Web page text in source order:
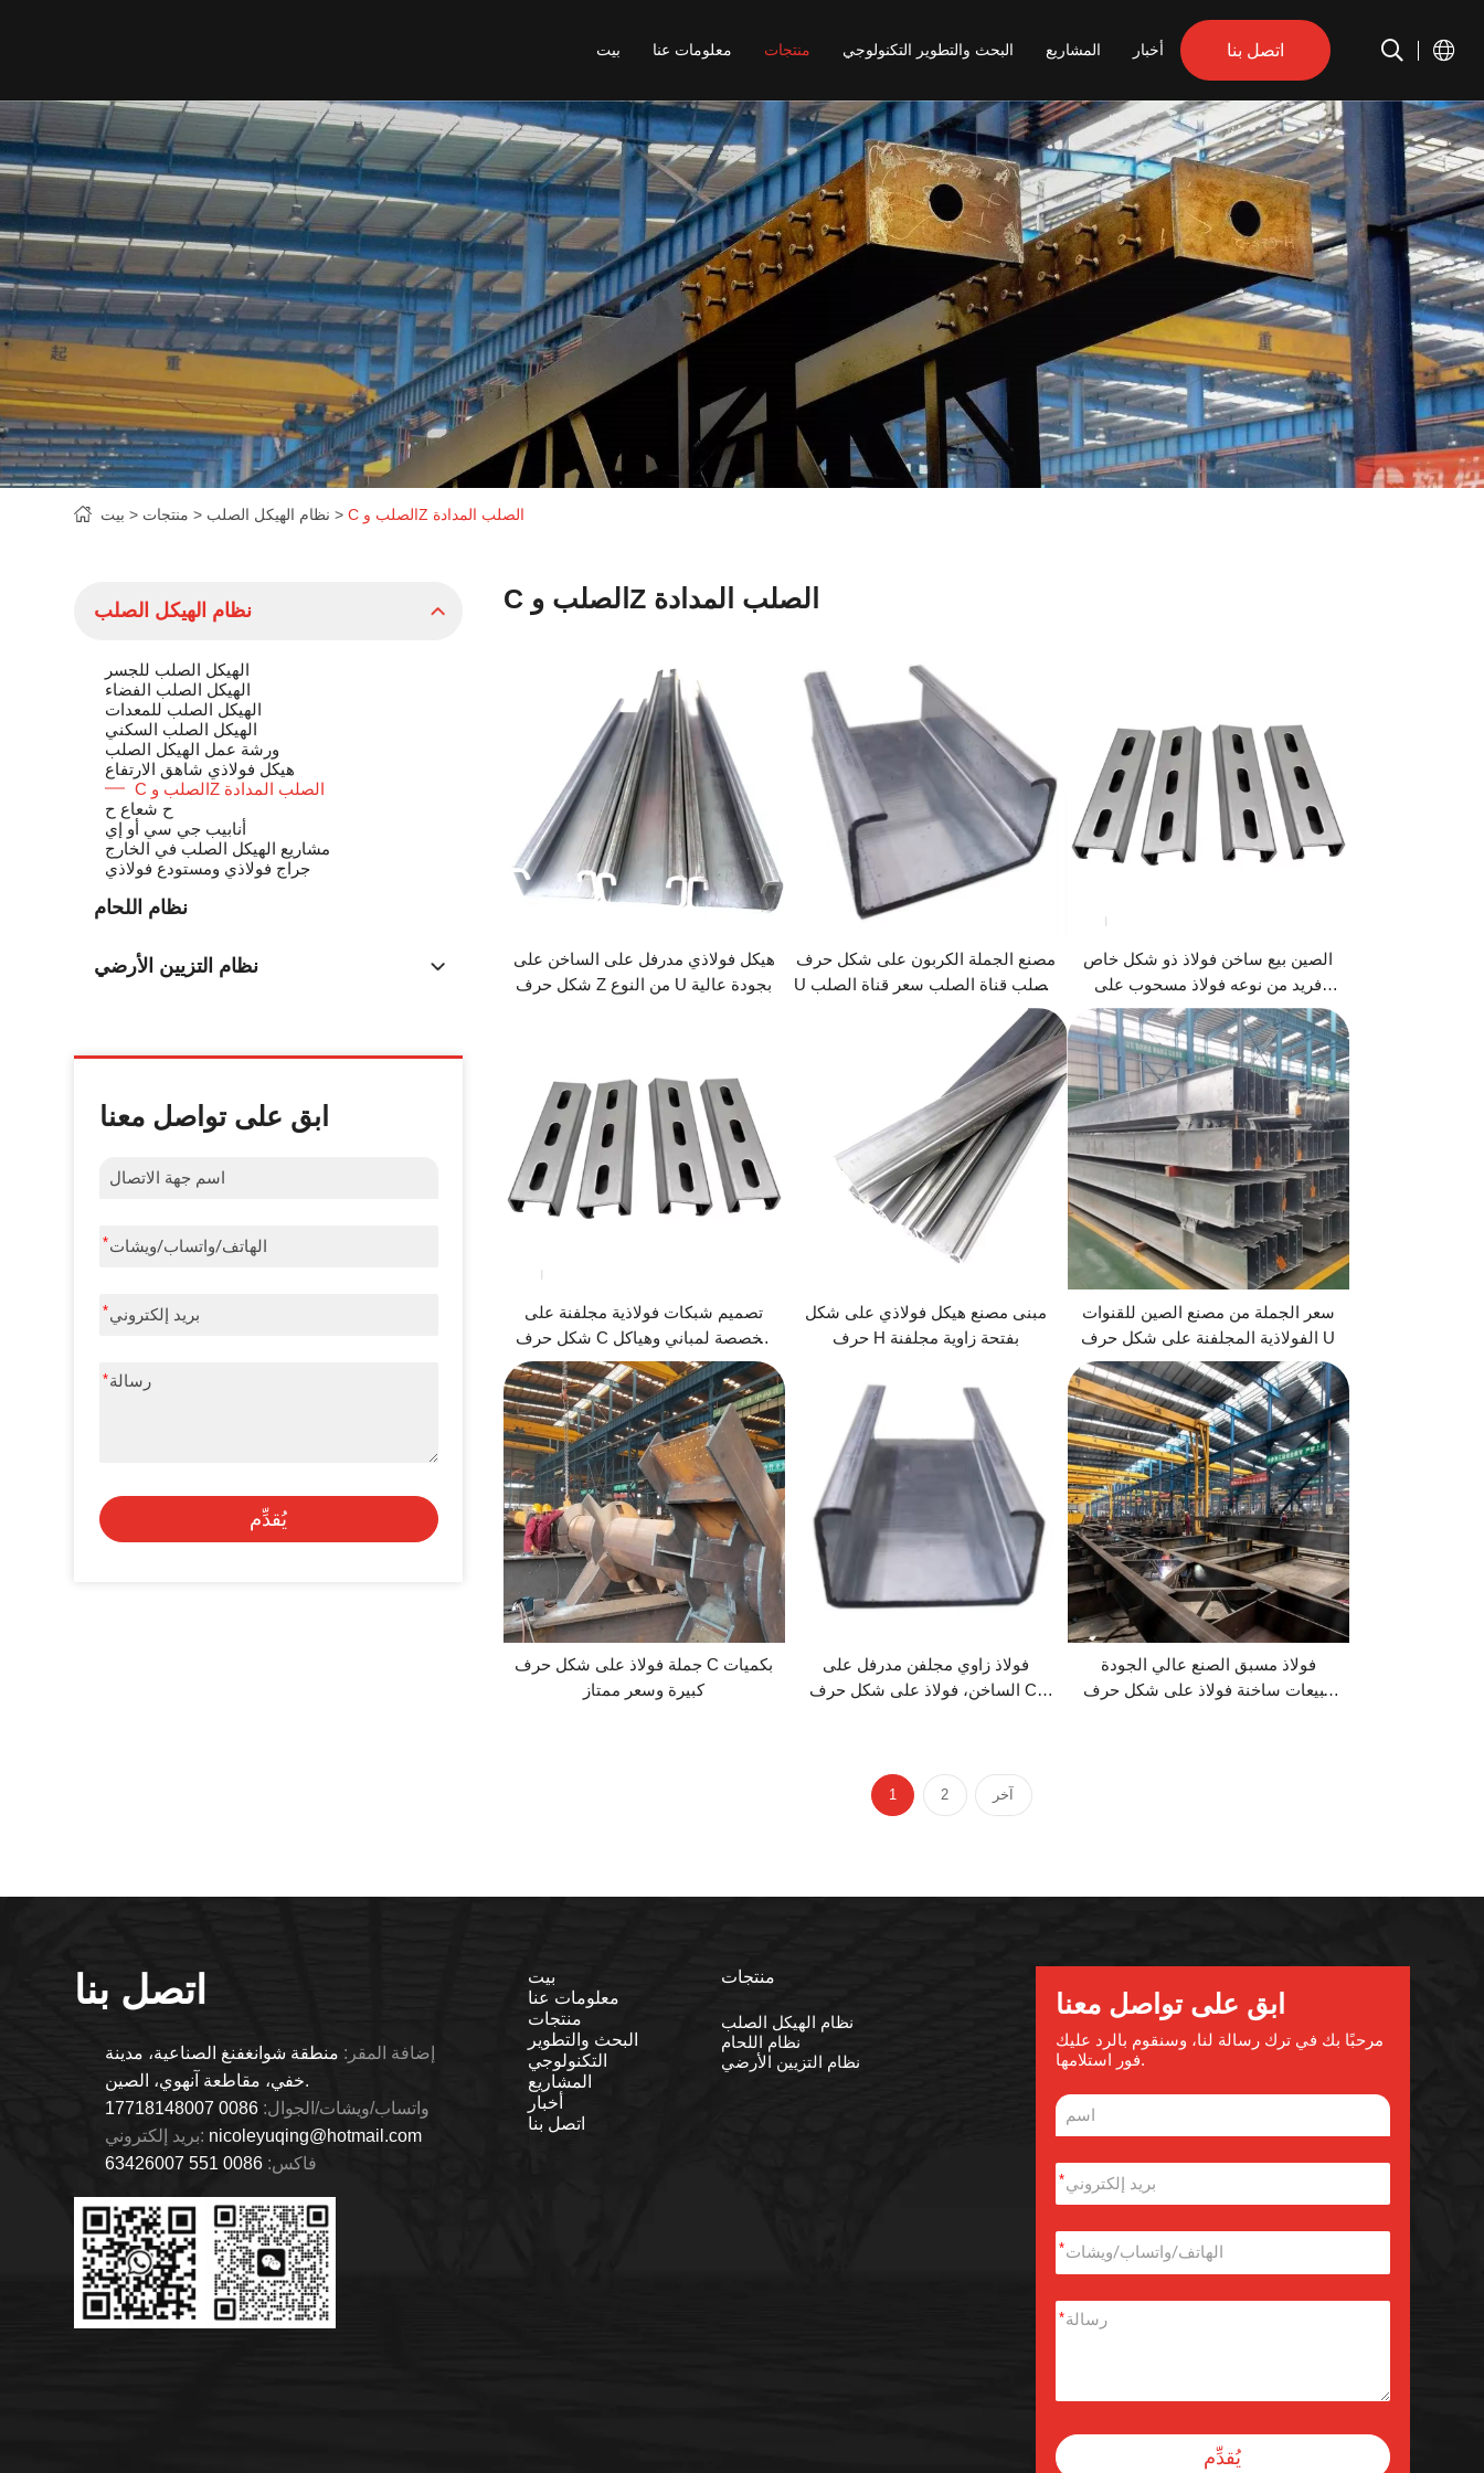
بيت معلومات عنا منتجات البحث والتطوير التكنولوجي المشاريع أخبار اتصل بنا
بيت منتجات نظام الهيكل الصلب C الصلب وZ الصلب المدادة
نظام الهيكل الصلب
الهيكل الصلب للجسر
الهيكل الصلب الفضاء
الهيكل الصلب للمعدات
الهيكل الصلب السكني
ورشة عمل الهيكل الصلب
هيكل فولاذي شاهق الارتفاع
C الصلب وZ الصلب المدادة
ح شعاع ح
أنابيب جي سي أو إي
مشاريع الهيكل الصلب في الخارج
جراج فولاذي ومستودع فولاذي
نظام اللحام
نظام التزيين الأرضي
ابق على تواصل معنا
*
*
*
يُقدِّم
C الصلب وZ الصلب المدادة
هيكل فولاذي مدرفل على الساخن على
شكل حرف Z من النوع U بجودة عالية
مصنع الجملة الكربون على شكل حرف
U الصلب قناة الصلب سعر قناة الصلب
الصين بيع ساخن فولاذ ذو شكل خاص
فريد من نوعه فولاذ مسحوب على
البارد
تصميم شبكات فولاذية مجلفنة على
شكل حرف C مخصصة لمباني وهياكل
فولاذية أخرى
مبنى مصنع هيكل فولاذي على شكل
حرف H بفتحة زاوية مجلفنة
سعر الجملة من مصنع الصين للقنوات
الفولاذية المجلفنة على شكل حرف U
جملة فولاذ على شكل حرف C بكميات
كبيرة وسعر ممتاز
فولاذ زاوي مجلفن مدرفل على
الساخن، فولاذ على شكل حرف C،
فولاذ مسبق الصنع عالي الجودة
مبيعات ساخنة فولاذ على شكل حرف
1 2 آخر
اتصل بنا
إضافة المقر: منطقة شوانغفنغ الصناعية، مدينة
خفي، مقاطعة آنهوي، الصين.
واتساب/ويشات/الجوال: 0086 17718148007
بريد إلكتروني: nicoleyuqing@hotmail.com
فاكس: 0086 551 63426007
بيت
معلومات عنا
منتجات
البحث والتطوير
التكنولوجي
المشاريع
أخبار
اتصل بنا
منتجات
نظام الهيكل الصلب
نظام اللحام
نظام التزيين الأرضي
ابق على تواصل معنا
مرحبًا بك في ترك رسالة لنا، وسنقوم بالرد عليك
فور استلامها.
*
*
*
يُقدِّم